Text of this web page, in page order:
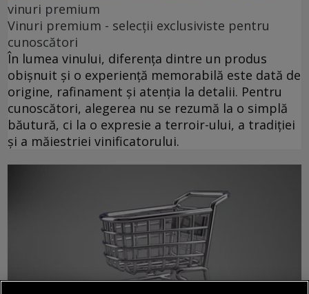
vinuri premium
Vinuri premium - selecții exclusiviste pentru
cunoscători
În lumea vinului, diferența dintre un produs
obișnuit și o experiență memorabilă este dată de
origine, rafinament și atenția la detalii. Pentru
cunoscători, alegerea nu se rezumă la o simplă
băutură, ci la o expresie a terroir-ului, a tradiției
și a măiestriei vinificatorului.